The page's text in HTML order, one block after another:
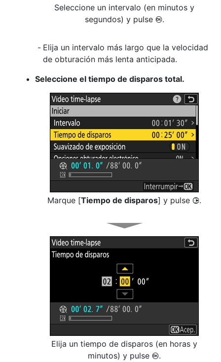
Seleccione un intervalo (en minutos y
segundos) y pulse J.
Elija un intervalo más largo que la velocidad
de obturación más lenta anticipada.
Seleccione el tiempo de disparos total.
Marque [Tiempo de disparos] y pulse 2.
Elija un tiempo de disparos (en horas y
minutos) y pulse J.